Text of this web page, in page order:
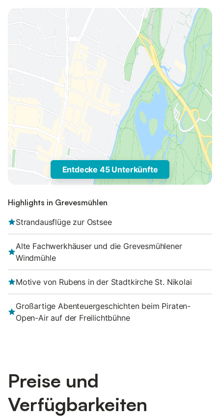
Entdecke 45 Unterkünfte
Highlights in Grevesmühlen
Strandausflüge zur Ostsee
Alte Fachwerkhäuser und die Grevesmühlener
Windmühle
Motive von Rubens in der Stadtkirche St. Nikolai
Großartige Abenteuergeschichten beim Piraten-
Open-Air auf der Freilichtbühne
Preise und
Verfügbarkeiten